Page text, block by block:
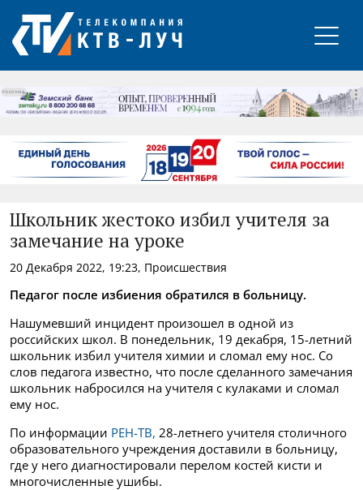
РЕКЛАМА
Школьник жестоко избил учителя за
замечание на уроке
20 Декабря 2022, 19:23, Происшествия
Педагог после избиения обратился в больницу.
Нашумевший инцидент произошел в одной из
российских школ. В понедельник, 19 декабря, 15-летний
школьник избил учителя химии и сломал ему нос. Со
слов педагога известно, что после сделанного замечания
школьник набросился на учителя с кулаками и сломал
ему нос.
По информации РЕН-ТВ, 28-летнего учителя столичного
образовательного учреждения доставили в больницу,
где у него диагностировали перелом костей кисти и
многочисленные ушибы.